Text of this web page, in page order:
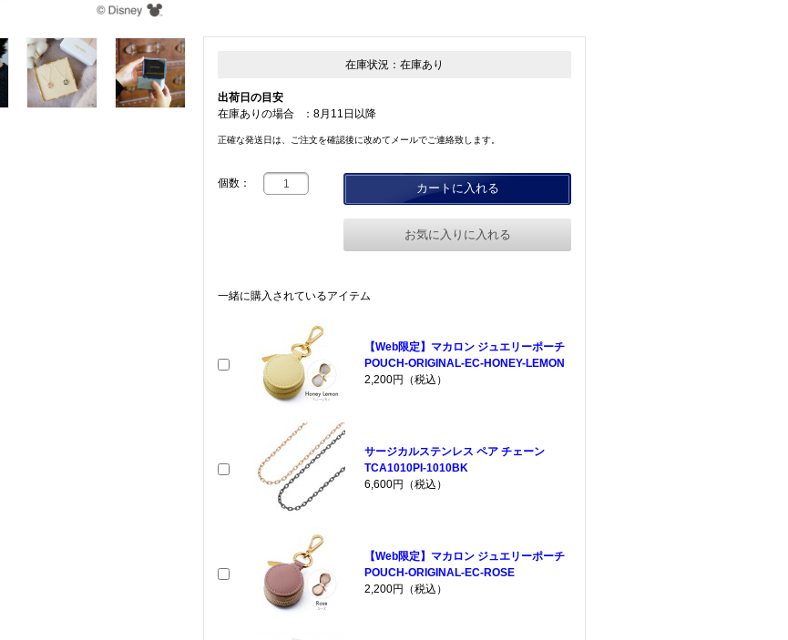
在庫状況： 在庫あり
出荷日の目安
在庫ありの場合
： 8月11日以降
正確な発送日は、ご注文を確認後に改めてメールでご連絡致します。
個数： カートに入れる
お気に入りに入れる
一緒に購入されているアイテム
【Web限定】マカロン ジュエリーポーチ
POUCH-ORIGINAL-EC-HONEY-LEMON
2,200円（税込）
サージカルステンレス ペア チェーン
TCA1010PI-1010BK
6,600円（税込）
【Web限定】マカロン ジュエリーポーチ
POUCH-ORIGINAL-EC-ROSE
2,200円（税込）